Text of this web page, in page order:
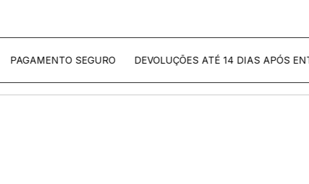
SEGURO DEVOLUÇÕES ATÉ 14 DIAS APÓS ENTREGA